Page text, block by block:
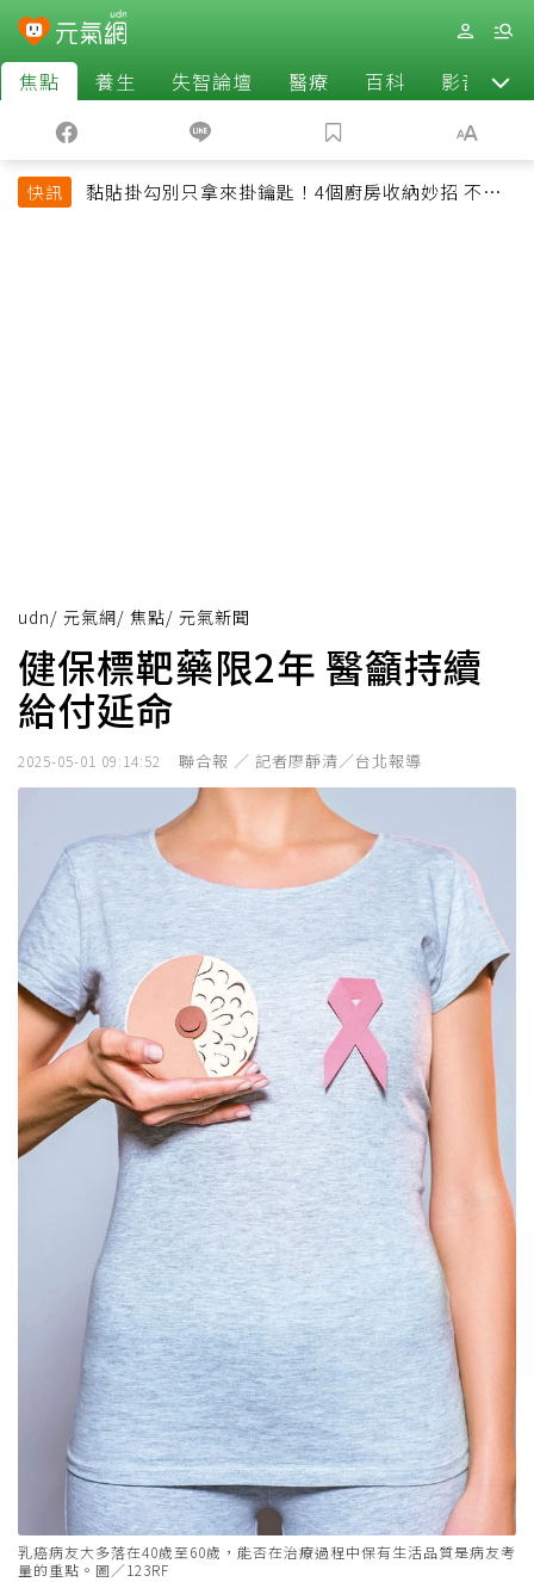
焦點 養生 失智論壇 醫療 百科 影音
快訊
黏貼掛勾別只拿來掛鑰匙！4個廚房收納妙招 不用
udn/ 元氣網/ 焦點/ 元氣新聞
健保標靶藥限2年 醫籲持續
給付延命
2025-05-01 09:14:52 聯合報 ／ 記者廖靜清／台北報導
乳癌病友大多落在40歲至60歲，能否在治療過程中保有生活品質是病友考
量的重點。圖／123RF